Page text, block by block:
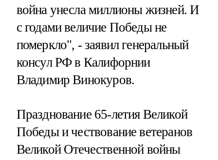
война унесла миллионы жизней. И
с годами величие Победы не
померкло", - заявил генеральный
консул РФ в Калифорнии
Владимир Винокуров.
Празднование 65-летия Великой
Победы и чествование ветеранов
Великой Отечественной войны